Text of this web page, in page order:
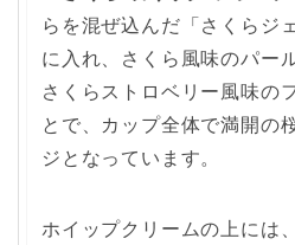
らを混ぜ込んだ「さくらジ
に入れ、さくら風味のパー
さくらストロベリー風味の
とで、カップ全体で満開の
ジとなっています。
ホイップクリームの上には